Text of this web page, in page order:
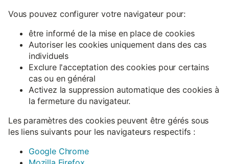
Vous pouvez configurer votre navigateur pour:
être informé de la mise en place de cookies
Autoriser les cookies uniquement dans des cas
individuels
Exclure l'acceptation des cookies pour certains
cas ou en général
Activez la suppression automatique des cookies à
la fermeture du navigateur.
Les paramètres des cookies peuvent être gérés sous
les liens suivants pour les navigateurs respectifs :
Google Chrome